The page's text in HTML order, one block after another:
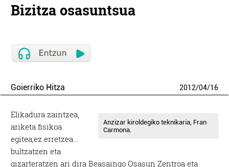
Bizitza osasuntsua
Goierriko Hitza 2012/04/16
Anzizar kiroldegiko teknikaria, Fran
Carmona.
Elikadura zaintzea,
ariketa fisikoa
egitea,ez erretzea…
bultzatzen eta
gizarteratzen ari dira Beasaingo Osasun Zentroa eta